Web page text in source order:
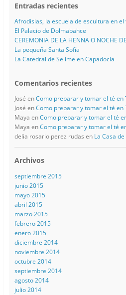
Entradas recientes
Afrodisias, la escuela de escultura en
El Palacio de Dolmabahce
CEREMONIA DE LA HENNA O NOCHE
La pequeña Santa Sofía
La Catedral de Selime en Capadocia
Comentarios recientes
José enComo preparar y tomar el té en
José enComo preparar y tomar el té en
Maya enComo preparar y tomar el té
Maya enComo preparar y tomar el té
delia rosario perez rudas en La Casa
Archivos
septiembre 2015
junio 2015
mayo 2015
abril 2015
marzo 2015
febrero 2015
enero 2015
diciembre 2014
noviembre 2014
octubre 2014
septiembre 2014
agosto 2014
julio 2014